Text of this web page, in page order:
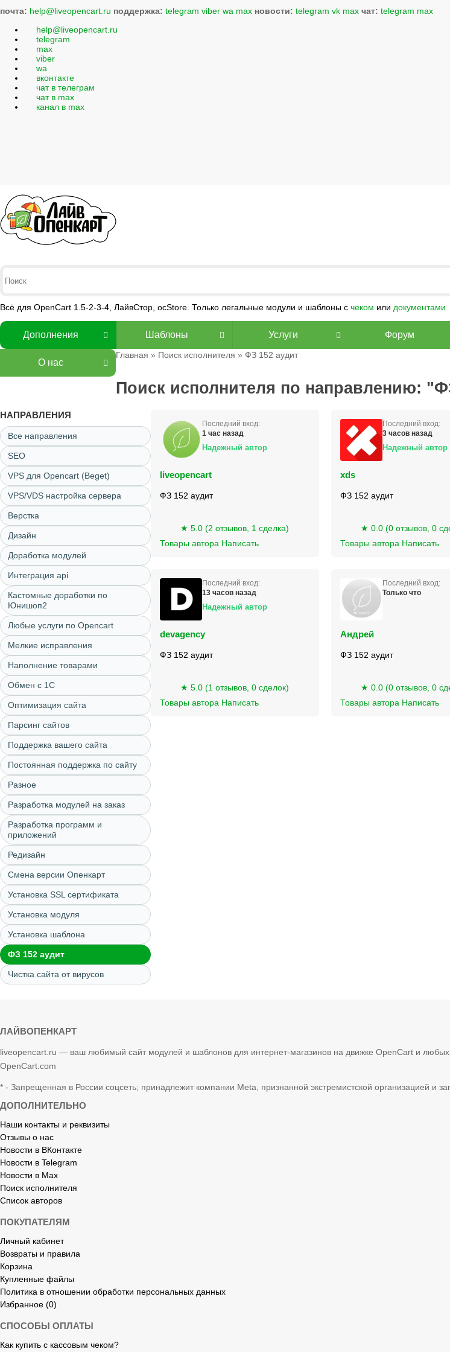
почта: help@liveopencart.ru поддержка: telegram viber wa max новости: telegram vk max чат: telegram max
help@liveopencart.ru
telegram
max
viber
wa
вконтакте
чат в телеграм
чат в max
канал в max
Всё для OpenCart 1.5-2-3-4, ЛайвСтор, ocStore. Только легальные модули и шаблоны с чеком или документами
Дополнения Шаблоны Услуги Форум
О нас
Главная » Поиск исполнителя » ФЗ 152 аудит
Поиск исполнителя по направлению:
НАПРАВЛЕНИЯ
Все направления
SEO
VPS для Opencart (Beget)
VPS/VDS настройка сервера
Верстка
Дизайн
Доработка модулей
Интеграция api
Кастомные доработки по
Юнишоп2
Любые услуги по Opencart
Мелкие исправления
Наполнение товарами
Обмен с 1С
Оптимизация сайта
Парсинг сайтов
Поддержка вашего сайта
Постоянная поддержка по сайту
Разное
Разработка модулей на заказ
Разработка программ и
приложений
Редизайн
Смена версии Опенкарт
Установка SSL сертификата
Установка модуля
Установка шаблона
ФЗ 152 аудит
Чистка сайта от вирусов
Последний вход:
1 час назад
Надежный автор
liveopencart
ФЗ 152 аудит
★ 5.0 (2 отзывов, 1 сделка)
Товары автора Написать
Последний вход:
3 часов назад
Надежный автор
xds
ФЗ 152 аудит
★ 0.0 (0 отзывов, 0
Товары автора Написать
Последний вход:
13 часов назад
Надежный автор
devagency
ФЗ 152 аудит
★ 5.0 (1 отзывов, 0 сделок)
Товары автора Написать
Последний вход:
Только что
Андрей
ФЗ 152 аудит
★ 0.0 (0 отзывов, 0
Товары автора Написать
ЛАЙВОПЕНКАРТ
liveopencart.ru — ваш любимый сайт модулей и шаблонов для интернет-магазинов на движке OpenCart и
OpenCart.com
* - Запрещенная в России соцсеть; принадлежит компании Meta, признанной экстремистской организацией и
ДОПОЛНИТЕЛЬНО
Наши контакты и реквизиты
Отзывы о нас
Новости в ВКонтакте
Новости в Telegram
Новости в Max
Поиск исполнителя
Список авторов
ПОКУПАТЕЛЯМ
Личный кабинет
Возвраты и правила
Корзина
Купленные файлы
Политика в отношении обработки персональных данных
Избранное (0)
СПОСОБЫ ОПЛАТЫ
Как купить с кассовым чеком?